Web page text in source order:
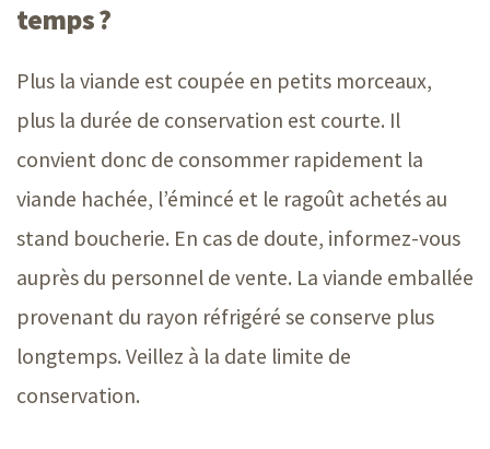
temps ?
Plus la viande est coupée en petits morceaux,
plus la durée de conservation est courte. Il
convient donc de consommer rapidement la
viande hachée, l’émincé et le ragoût achetés au
stand boucherie. En cas de doute, informez-vous
auprès du personnel de vente. La viande emballée
provenant du rayon réfrigéré se conserve plus
longtemps. Veillez à la date limite de
conservation.